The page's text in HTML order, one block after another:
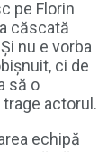
pe Florin
căscată
nu e vorba
ci de
să o
actorul.
echipă